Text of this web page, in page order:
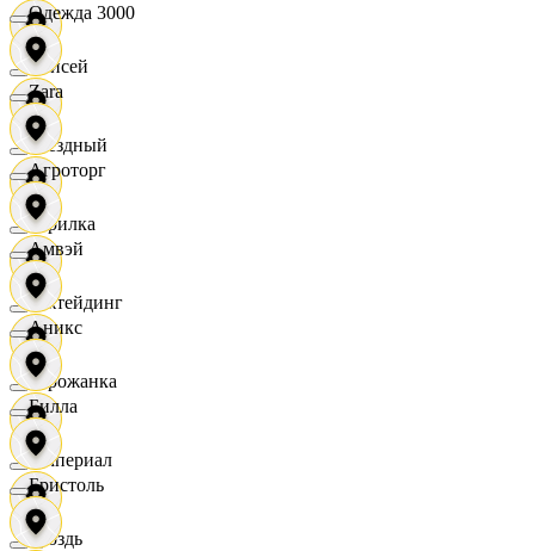
Елисей
Звездный
Горилка
Ижтейдинг
Горожанка
Империал
Гроздь
Одежда 3000
Zara
Агроторг
Амвэй
Аникс
Билла
Бристоль